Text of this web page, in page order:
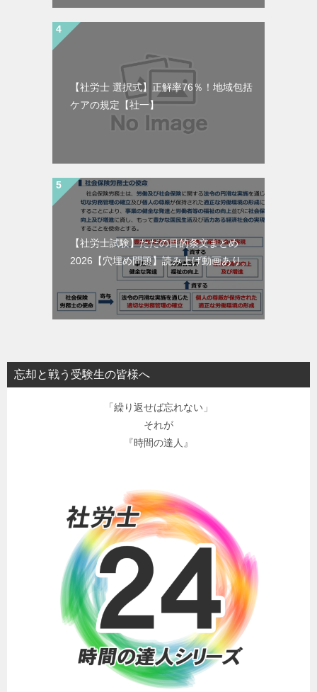
【社労士 選択式】正解率76％！地域包括
ケアの規定【社一】
【社労士試験】ただの目的条文まとめ
2026【穴埋め問題】読み上げ動画あり。
忘却と戦う受験生の皆様へ
「繰り返せば忘れない」
それが
『時間の達人』